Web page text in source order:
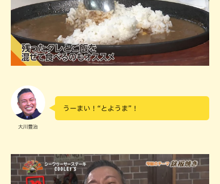
大川豊治
うーまい！“とようま”！